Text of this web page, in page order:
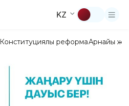
KZ
Конституциялық реформаАрнайы